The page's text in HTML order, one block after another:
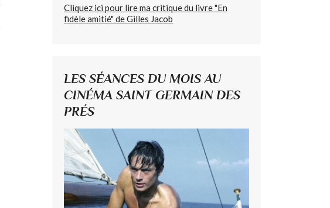
Cliquez ici pour lire ma critique du livre "En
fidèle amitié" de Gilles Jacob
LES SÉANCES DU MOIS AU
CINÉMA SAINT GERMAIN DES
PRÉS